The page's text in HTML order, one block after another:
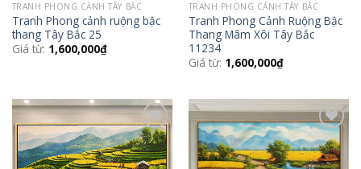
TRANH PHONG CẢNH TÂY BẮC
Tranh Phong cảnh ruộng bậc
thang Tây Bắc 25
Giá từ: 1,600,000₫
TRANH PHONG CẢNH TÂY BẮC
Tranh Phong Cảnh Ruộng Bậc
Thang Mâm Xôi Tây Bắc
11234
Giá từ: 1,600,000₫
Add to
Wishlist
Add to
Wishlist